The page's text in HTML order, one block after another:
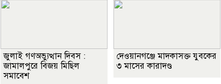
জুলাই গণঅভ্যুত্থান দিবস :
জামালপুরে বিজয় মিছিল
সমাবেশ
দেওয়ানগঞ্জে মাদকাসক্ত যুবকের
৩ মাসের কারাদণ্ড